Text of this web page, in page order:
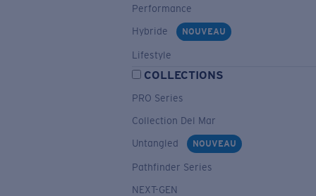
Performance
Hybride
NOUVEAU
Lifestyle
COLLECTIONS
PRO Series
Collection Del Mar
Untangled
NOUVEAU
Pathfinder Series
NEXT-GEN